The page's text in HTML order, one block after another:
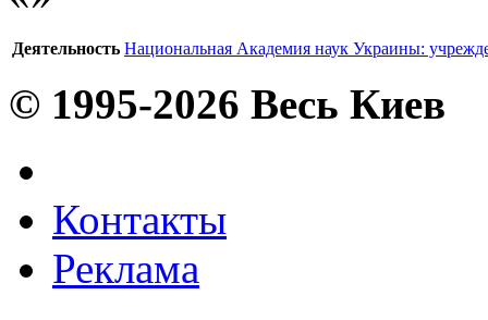
Деятельность Национальная Академия наук Украины:
© 1995-2026 Весь Киев
Контакты
Реклама